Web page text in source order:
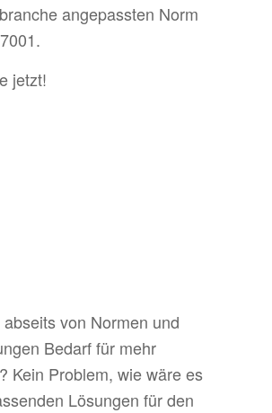
angepassten Norm
jetzt!
von Normen und
Bedarf für mehr
Kein Problem, wie wäre es
Lösungen für den